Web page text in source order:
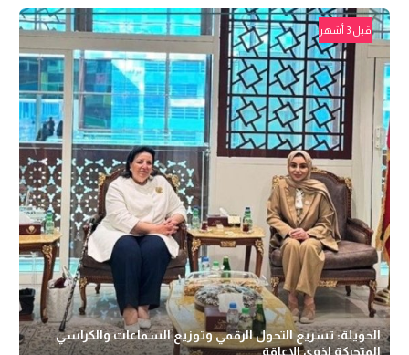
قبل 3 أشهر
الحويلة: تسريع التحول الرقمي وتوزيع السماعات والكراسي
المتحركة لذوي الإعاقة